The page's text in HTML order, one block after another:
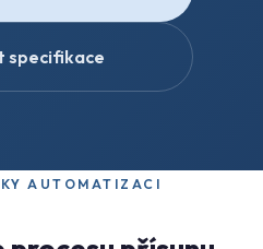
specifikace
AUTOMATIZACI